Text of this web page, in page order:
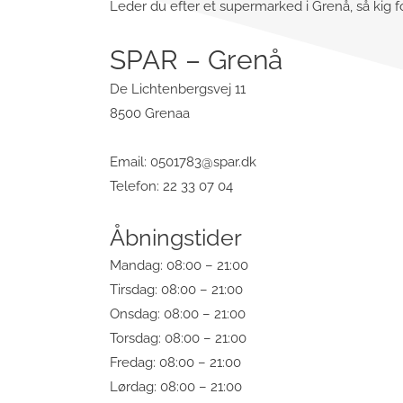
Leder du efter et supermarked i Grenå, så kig
SPAR – Grenå
De Lichtenbergsvej 11
8500 Grenaa
Email: 0501783@spar.dk
Telefon: 22 33 07 04
Åbningstider
Mandag: 08:00 – 21:00
Tirsdag: 08:00 – 21:00
Onsdag: 08:00 – 21:00
Torsdag: 08:00 – 21:00
Fredag: 08:00 – 21:00
Lørdag: 08:00 – 21:00